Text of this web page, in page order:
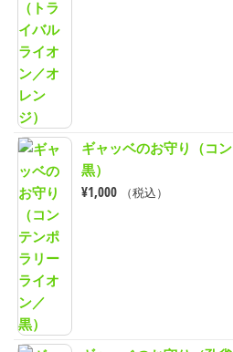
ギャッベのお守り（コ
黒）
¥1,000 （税込）